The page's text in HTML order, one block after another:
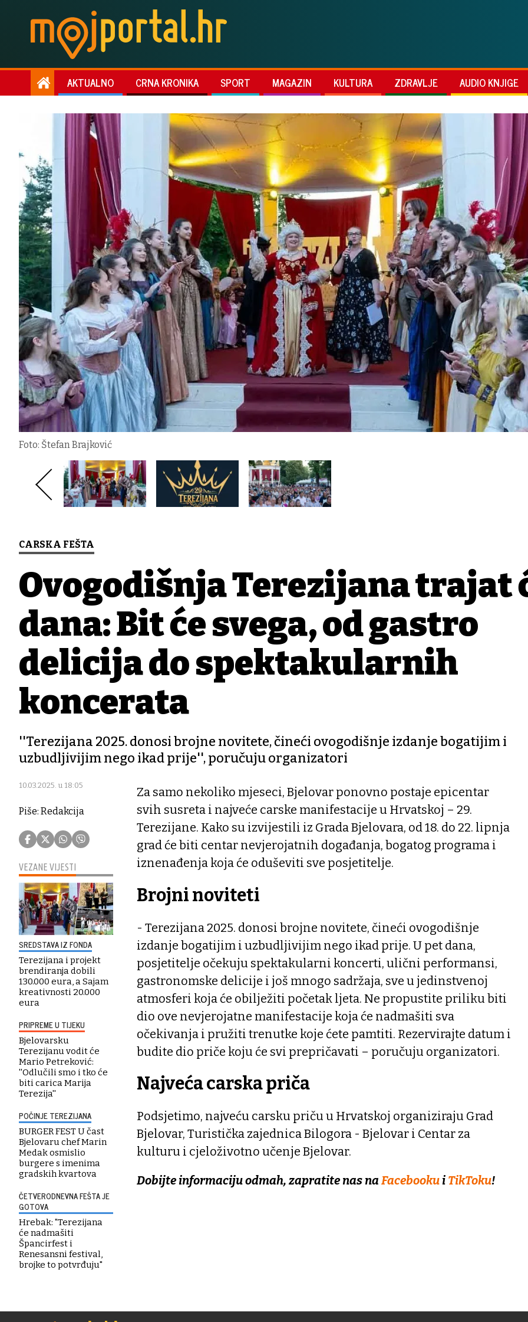
AKTUALNO CRNA KRONIKA SPORT MAGAZIN KULTURA ZDRAVLJE AUDIO KNJIGE
Foto: Štefan Brajković
CARSKA FEŠTA
Ovogodišnja Terezijana trajat
dana: Bit će svega, od gastro
delicija do spektakularnih
koncerata
''Terezijana 2025. donosi brojne novitete, čineći ovogodišnje izdanje bogatijim i
uzbudljivijim nego ikad prije'', poručuju organizatori
10.03.2025. u 18:05
Piše: Redakcija
VEZANE VIJESTI
SREDSTAVA IZ FONDA
Terezijana i projekt
brendiranja dobili
130.000 eura, a Sajam
kreativnosti 20.000
eura
PRIPREME U TIJEKU
Bjelovarsku
Terezijanu vodit će
Mario Petreković:
''Odlučili smo i tko će
biti carica Marija
Terezija''
POČINJE TEREZIJANA
BURGER FEST U čast
Bjelovaru chef Marin
Medak osmislio
burgere s imenima
gradskih kvartova
ČETVERODNEVNA FEŠTA JE
GOTOVA
Hrebak: "Terezijana
će nadmašiti
Špancirfest i
Renesansni festival,
brojke to potvrđuju"
Za samo nekoliko mjeseci, Bjelovar ponovno postaje epicentar
svih susreta i najveće carske manifestacije u Hrvatskoj – 29.
Terezijane. Kako su izvijestili iz Grada Bjelovara, od 18. do 22. lipnja
grad će biti centar nevjerojatnih događanja, bogatog programa i
iznenađenja koja će oduševiti sve posjetitelje.
Brojni noviteti
- Terezijana 2025. donosi brojne novitete, čineći ovogodišnje
izdanje bogatijim i uzbudljivijim nego ikad prije. U pet dana,
posjetitelje očekuju spektakularni koncerti, ulični performansi,
gastronomske delicije i još mnogo sadržaja, sve u jedinstvenoj
atmosferi koja će obilježiti početak ljeta. Ne propustite priliku biti
dio ove nevjerojatne manifestacije koja će nadmašiti sva
očekivanja i pružiti trenutke koje ćete pamtiti. Rezervirajte datum i
budite dio priče koju će svi prepričavati – poručuju organizatori.
Najveća carska priča
Podsjetimo, najveću carsku priču u Hrvatskoj organiziraju Grad
Bjelovar, Turistička zajednica Bilogora - Bjelovar i Centar za
kulturu i cjeloživotno učenje Bjelovar.
Dobijte informaciju odmah, zapratite nas na Facebooku i TikToku!